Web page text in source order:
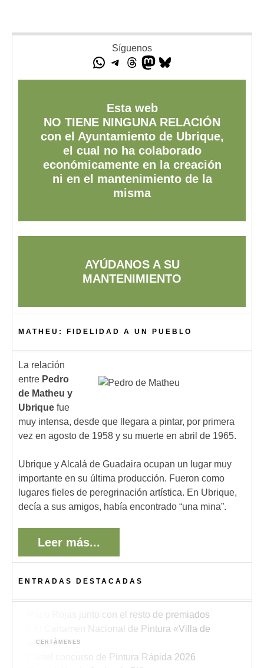
Síguenos
Esta web
NO TIENE NINGUNA RELACIÓN
con el Ayuntamiento de Ubrique,
el cual no ha colaborado
económicamente en la creación
ni en el mantenimiento de la
misma
AYÚDANOS A SU
MANTENIMIENTO
MATHEU: FIDELIDAD A UN PUEBLO
La relación
entre Pedro
de Matheu y
Ubrique fue
muy intensa, desde que llegara a pintar, por primera
vez en agosto de 1958 y su muerte en abril de 1965.
Ubrique y Alcalá de Guadaira ocupan un lugar muy
importante en su última producción. Fueron como
lugares fieles de peregrinación artística. En Ubrique,
decía a sus amigos, había encontrado “una mina”.
Leer más...
ENTRADAS DESTACADAS
Paco Rojas premiado en el XIII Concurso de
Pintura de Alboraya 2026
CERTÁMENES
Bases del LXI Certamen Nacional de Pintura